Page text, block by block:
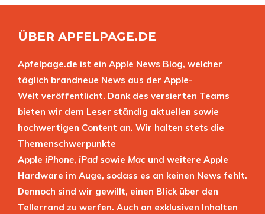
ÜBER APFELPAGE.DE
Apfelpage.de ist ein Apple News Blog, welcher
täglich brandneue News aus der Apple-
Welt veröffentlicht. Dank des versierten Teams
bieten wir dem Leser ständig aktuellen sowie
hochwertigen Content an. Wir halten stets die
Themenschwerpunkte
Apple iPhone, iPad sowie Mac und weitere Apple
Hardware im Auge, sodass es an keinen News fehlt.
Dennoch sind wir gewillt, einen Blick über den
Tellerrand zu werfen. Auch an exklusiven Inhalten